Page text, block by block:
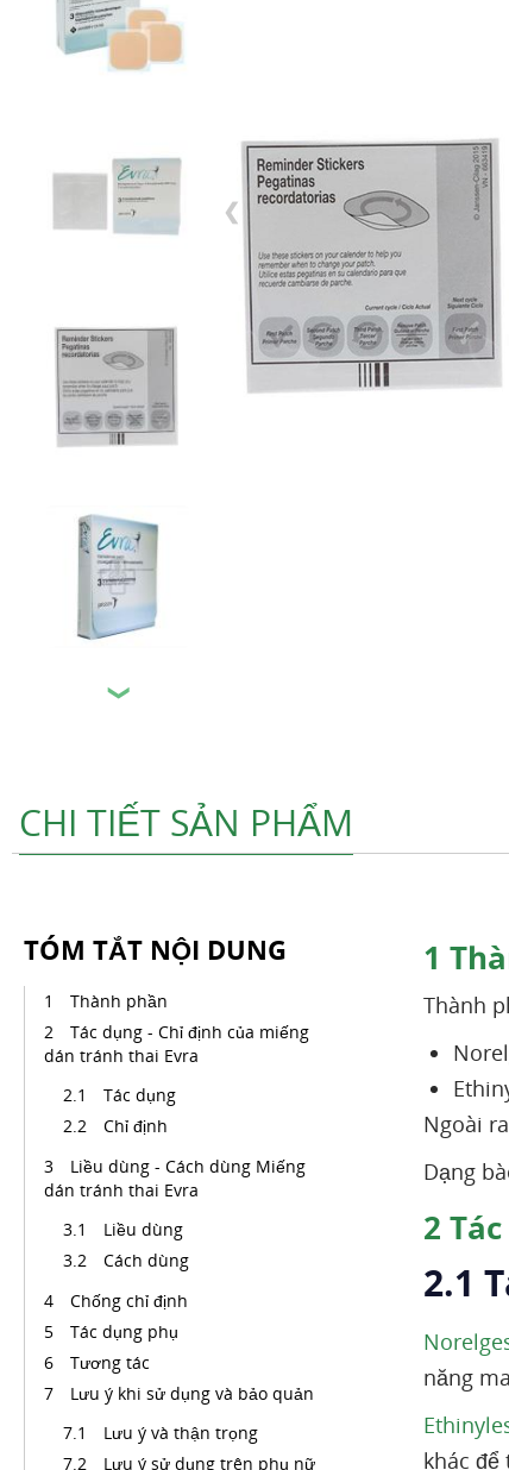
❯
❮
CHI TIẾT SẢN PHẨM
TÓM TẮT NỘI DUNG
Thành phần
Tác dụng - Chỉ định của miếng
dán tránh thai Evra
Tác dụng
Chỉ định
Liều dùng - Cách dùng Miếng
dán tránh thai Evra
Liều dùng
Cách dùng
Chống chỉ định
Tác dụng phụ
Tương tác
Lưu ý khi sử dụng và bảo quản
Lưu ý và thận trọng
Lưu ý sử dụng trên phụ nữ
1
Thành
Ngoài
Dạng
2
2.1
năng
khác để